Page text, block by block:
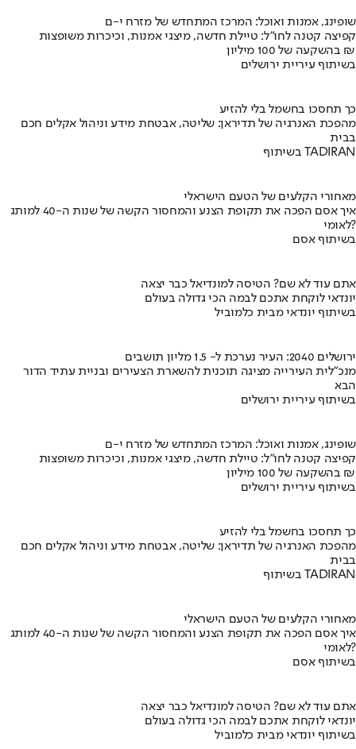
שופינג, אמנות ואוכל: המרכז המתחדש של מזרח י-ם
קפיצה קטנה לחו"ל: טיילת חדשה, מיצגי אמנות, וכיכרות משופצות
בהשקעה של 100 מיליון ₪
בשיתוף עיריית ירושלים
כך תחסכו בחשמל בלי להזיע
מהפכת האנרגיה של תדיראן: שליטה, אבטחת מידע וניהול אקלים חכם
בבית
בשיתוף TADIRAN
מאחורי הקלעים של הטעם הישראלי
איך אסם הפכה את תקופת הצנע והמחסור הקשה של שנות ה-40 למותג
לאומי?
בשיתוף אסם
אתם עוד לא שם? הטיסה למונדיאל כבר יצאה
יונדאי לוקחת אתכם לבמה הכי גדולה בעולם
בשיתוף יונדאי מבית כלמוביל
ירושלים 2040: העיר נערכת ל- 1.5 מליון תושבים
מנכ"לית העירייה מציגה תוכנית להשארת הצעירים ובניית עתיד הדור
הבא
בשיתוף עיריית ירושלים
שופינג, אמנות ואוכל: המרכז המתחדש של מזרח י-ם
קפיצה קטנה לחו"ל: טיילת חדשה, מיצגי אמנות, וכיכרות משופצות
בהשקעה של 100 מיליון ₪
בשיתוף עיריית ירושלים
כך תחסכו בחשמל בלי להזיע
מהפכת האנרגיה של תדיראן: שליטה, אבטחת מידע וניהול אקלים חכם
בבית
בשיתוף TADIRAN
מאחורי הקלעים של הטעם הישראלי
איך אסם הפכה את תקופת הצנע והמחסור הקשה של שנות ה-40 למותג
לאומי?
בשיתוף אסם
אתם עוד לא שם? הטיסה למונדיאל כבר יצאה
יונדאי לוקחת אתכם לבמה הכי גדולה בעולם
בשיתוף יונדאי מבית כלמוביל